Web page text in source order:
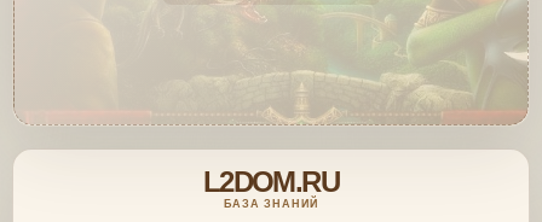
L2DOM.RU
БАЗА ЗНАНИЙ